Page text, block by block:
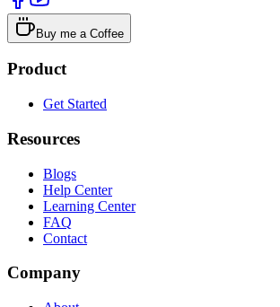
Buy me a Coffee
Product
Get Started
Resources
Blogs
Help Center
Learning Center
FAQ
Contact
Company